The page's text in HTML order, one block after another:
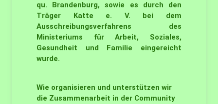
qu. Brandenburg, sowie es durch den
Träger Katte e. V. bei dem
Ausschreibungsverfahrens des
Ministeriums für Arbeit, Soziales,
Gesundheit und Familie eingereicht
wurde.
Wie organisieren und unterstützen wir
die Zusammenarbeit in der Community